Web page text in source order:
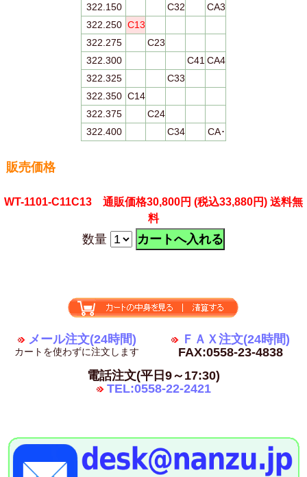
322.150
C32
CA3
322.250 C13
322.275
C23
322.300
C41 CA4
322.325
C33
322.350 C14
322.375
C24
322.400
C34 CA･
販売価格
WT-1101-C11C13 通販価格30,800円 (税込33,880円) 送料無
料
数量
メール注文(24時間)
カートを使わずに注文します
ＦＡＸ注文(24時間)
FAX:0558-23-4838
電話注文(平日9～17:30)
TEL:0558-22-2421